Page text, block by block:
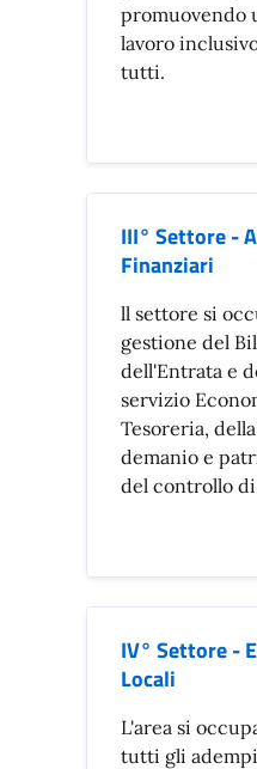
promuovendo
lavoro
tutti.
III° Settore -
Finanziari
ll settore si
gestione del
dell'Entrata e
servizio
Tesoreria,
demanio e
del controllo
IV° Settore -
Locali
L'area si
tutti gli